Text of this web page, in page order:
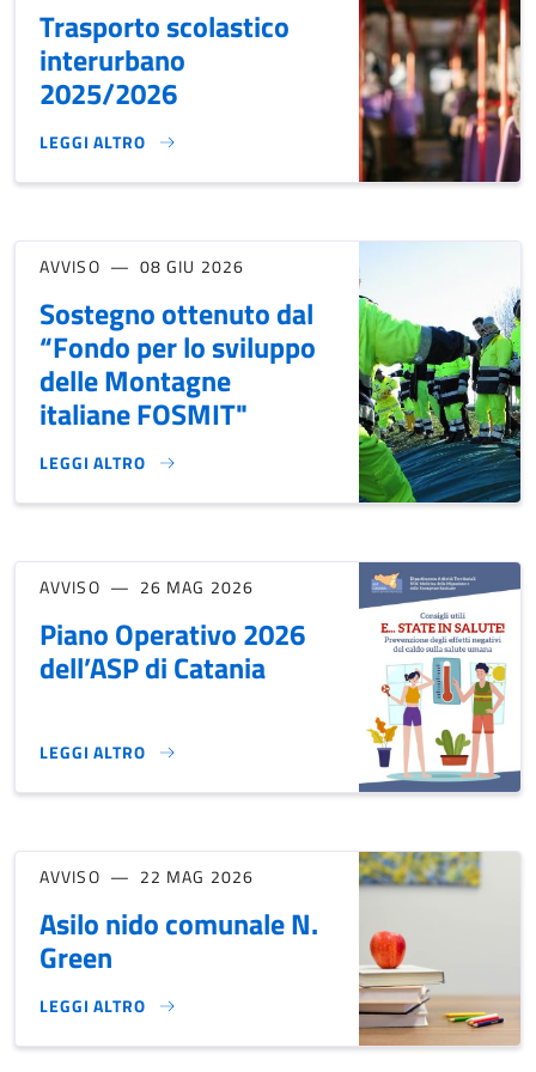
Trasporto scolastico
interurbano
2025/2026
LEGGI ALTRO
TRASPORTO SCOLASTICO INTERURBANO 2025/2026}
AVVISO 08 GIU 2026
Sostegno ottenuto dal
“Fondo per lo sviluppo
delle Montagne
italiane FOSMIT"
LEGGI ALTRO
SOSTEGNO OTTENUTO DAL “FONDO PER LO SVILUPPO
AVVISO 26 MAG 2026
Piano Operativo 2026
dell’ASP di Catania
LEGGI ALTRO
PIANO OPERATIVO 2026 DELL’ASP DI CATANIA }
AVVISO 22 MAG 2026
Asilo nido comunale N.
Green
LEGGI ALTRO
ASILO NIDO COMUNALE N. GREEN }